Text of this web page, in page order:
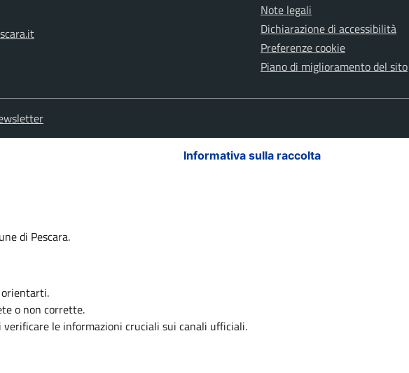
Note legali
Dichiarazione di accessibilità
Preferenze cookie
Piano di miglioramento del sito
Informativa sulla raccolta